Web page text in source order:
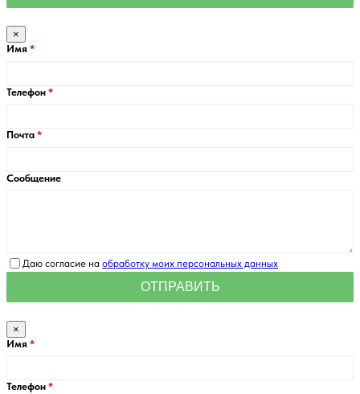
×
Имя
Телефон
Почта
Сообщение
Даю согласие на обработку моих персональных данных
×
Имя
Телефон